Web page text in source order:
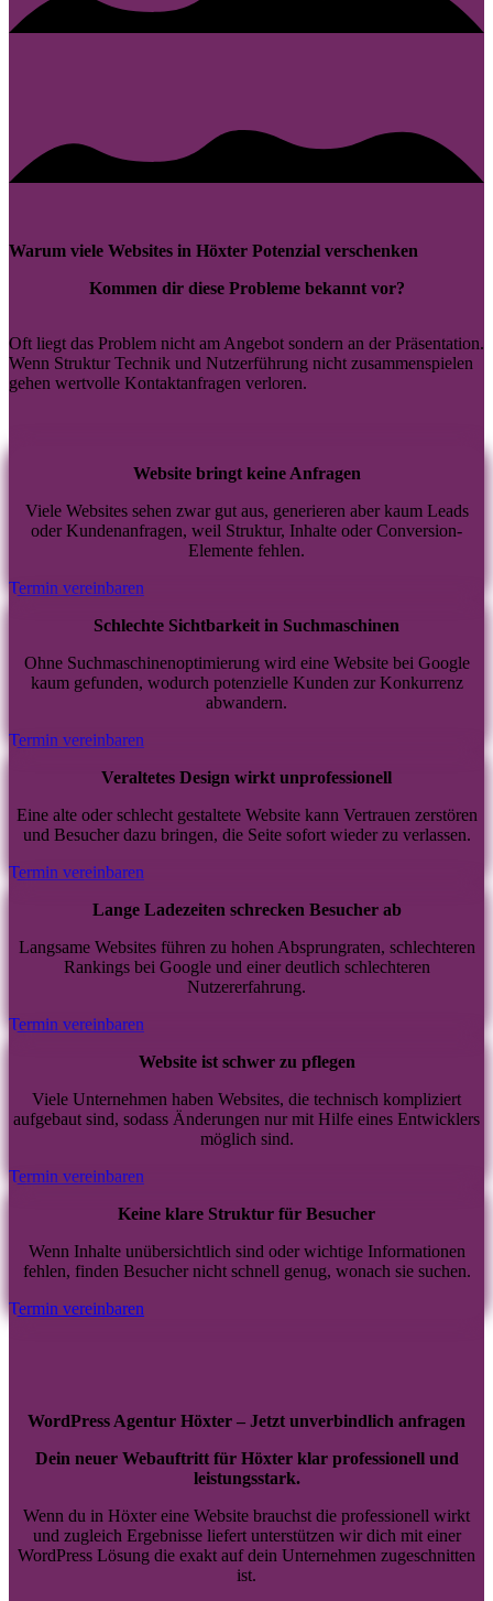
Warum viele Websites in Höxter Potenzial verschenken
Kommen dir diese Probleme bekannt vor?
Oft liegt das Problem nicht am Angebot sondern an der Präsentation.
Wenn Struktur Technik und Nutzerführung nicht zusammenspielen
gehen wertvolle Kontaktanfragen verloren.
Website bringt keine Anfragen
Viele Websites sehen zwar gut aus, generieren aber kaum Leads
oder Kundenanfragen, weil Struktur, Inhalte oder Conversion-
Elemente fehlen.
Termin vereinbaren
Schlechte Sichtbarkeit in Suchmaschinen
Ohne Suchmaschinenoptimierung wird eine Website bei Google
kaum gefunden, wodurch potenzielle Kunden zur Konkurrenz
abwandern.
Termin vereinbaren
Veraltetes Design wirkt unprofessionell
Eine alte oder schlecht gestaltete Website kann Vertrauen zerstören
und Besucher dazu bringen, die Seite sofort wieder zu verlassen.
Termin vereinbaren
Lange Ladezeiten schrecken Besucher ab
Langsame Websites führen zu hohen Absprungraten, schlechteren
Rankings bei Google und einer deutlich schlechteren
Nutzererfahrung.
Termin vereinbaren
Website ist schwer zu pflegen
Viele Unternehmen haben Websites, die technisch kompliziert
aufgebaut sind, sodass Änderungen nur mit Hilfe eines Entwicklers
möglich sind.
Termin vereinbaren
Keine klare Struktur für Besucher
Wenn Inhalte unübersichtlich sind oder wichtige Informationen
fehlen, finden Besucher nicht schnell genug, wonach sie suchen.
Termin vereinbaren
WordPress Agentur Höxter – Jetzt unverbindlich anfragen
Dein neuer Webauftritt für Höxter klar professionell und
leistungsstark.
Wenn du in Höxter eine Website brauchst die professionell wirkt
und zugleich Ergebnisse liefert unterstützen wir dich mit einer
WordPress Lösung die exakt auf dein Unternehmen zugeschnitten
ist.